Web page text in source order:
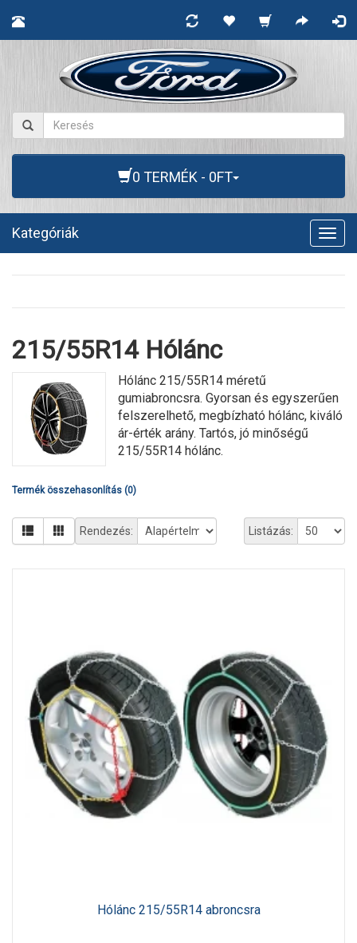
0 TERMÉK - 0FT
Kategóriák
215/55R14 Hólánc
Hólánc 215/55R14 méretű
gumiabroncsra. Gyorsan és egyszerűen
felszerelhető, megbízható hólánc, kiváló
ár-érték arány. Tartós, jó minőségű
215/55R14 hólánc.
Termék összehasonlítás (0)
Listázás:
Rendezés:
Hólánc 215/55R14 abroncsra